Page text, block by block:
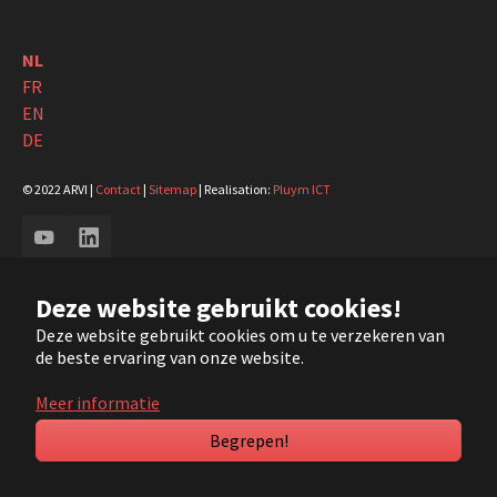
Deze website gebruikt cookies!
Deze website gebruikt cookies om u te verzekeren van
de beste ervaring van onze website.
Meer informatie
Begrepen!
NL
FR
EN
DE
© 2022 ARVI | Contact | Sitemap | Realisation: Pluym ICT
YouTubeLinkedIn